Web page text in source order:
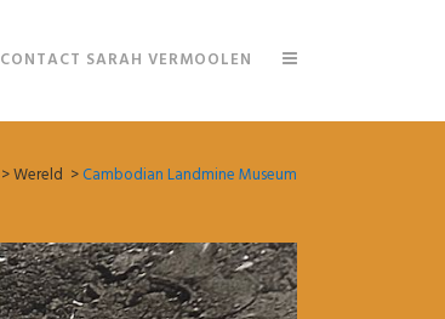
CONTACT SARAH VERMOOLEN
>Wereld >Cambodian Landmine Museum